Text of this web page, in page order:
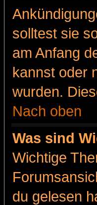
solltest sie
am Anfang
kannst oder
wurden.
Nach oben
Was sind
Wichtige
du gelesen